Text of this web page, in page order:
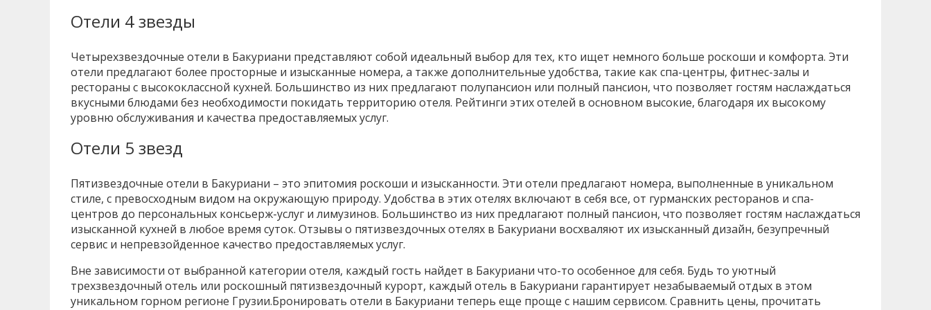
Отели 4 звезды
Четырехзвездочные отели в Бакуриани представляют собой идеальный выбор для тех, кто ищет немного больше роскоши и комфорта. Эти
отели предлагают более просторные и изысканные номера, а также дополнительные удобства, такие как спа-центры, фитнес-залы и
рестораны с высококлассной кухней. Большинство из них предлагают полупансион или полный пансион, что позволяет гостям наслаждаться
вкусными блюдами без необходимости покидать территорию отеля. Рейтинги этих отелей в основном высокие, благодаря их высокому
уровню обслуживания и качества предоставляемых услуг.
Отели 5 звезд
Пятизвездочные отели в Бакуриани – это эпитомия роскоши и изысканности. Эти отели предлагают номера, выполненные в уникальном
стиле, с превосходным видом на окружающую природу. Удобства в этих отелях включают в себя все, от гурманских ресторанов и спа-
центров до персональных консьерж-услуг и лимузинов. Большинство из них предлагают полный пансион, что позволяет гостям наслаждаться
изысканной кухней в любое время суток. Отзывы о пятизвездочных отелях в Бакуриани восхваляют их изысканный дизайн, безупречный
сервис и непревзойденное качество предоставляемых услуг.
Вне зависимости от выбранной категории отеля, каждый гость найдет в Бакуриани что-то особенное для себя. Будь то уютный
трехзвездочный отель или роскошный пятизвездочный курорт, каждый отель в Бакуриани гарантирует незабываемый отдых в этом
уникальном горном регионе Грузии.Бронировать отели в Бакуриани теперь еще проще с нашим сервисом. Сравнить цены, прочитать